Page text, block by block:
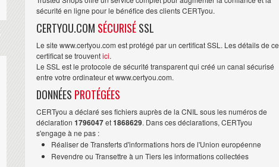
sécurité en ligne pour le bénéfice des clients CERTyou.
CERTYOU.COM SÉCURISÉSSL
Le site www.certyou.com est protégé par un certificat SSL. Les détails de ce
certificat se trouventici.
Le SSL est le protocole de sécurité transparent qui créé un canal sécurisé
entre votre ordinateur et www.certyou.com.
DONNÉES PROTÉGÉES
CERTyou a déclaré ses fichiers auprès de la CNIL sous les numéros de
déclaration 1796047et1868629. Dans ces déclarations, CERTyou
s'engage à ne pas :
Réaliser de Transferts d'informations hors de l'Union européenne
Revendre ou Transettre à un Tiers les informations collectées